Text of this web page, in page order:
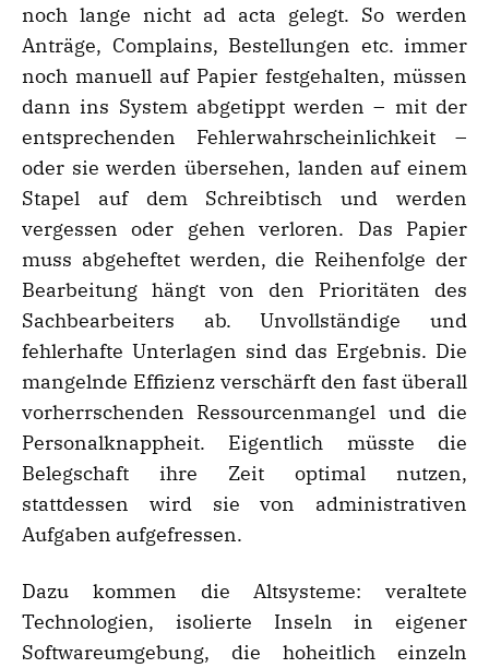
noch lange nicht ad acta gelegt. So werden
Anträge, Complains, Bestellungen etc. immer
noch manuell auf Papier festgehalten, müssen
dann ins System abgetippt werden – mit der
entsprechenden Fehlerwahrscheinlichkeit –
oder sie werden übersehen, landen auf einem
Stapel auf dem Schreibtisch und werden
vergessen oder gehen verloren. Das Papier
muss abgeheftet werden, die Reihenfolge der
Bearbeitung hängt von den Prioritäten des
Sachbearbeiters ab. Unvollständige und
fehlerhafte Unterlagen sind das Ergebnis. Die
mangelnde Effizienz verschärft den fast überall
vorherrschenden Ressourcenmangel und die
Personalknappheit. Eigentlich müsste die
Belegschaft ihre Zeit optimal nutzen,
stattdessen wird sie von administrativen
Aufgaben aufgefressen.
Dazu kommen die Altsysteme: veraltete
Technologien, isolierte Inseln in eigener
Softwareumgebung, die hoheitlich einzeln